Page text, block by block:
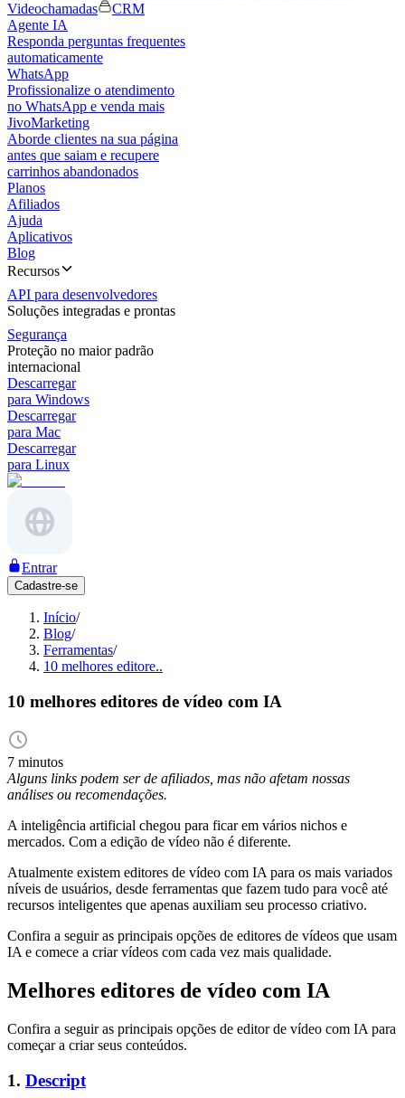
Videochamadas
CRM
Agente IA
Responda perguntas frequentes
automaticamente
WhatsApp
Profissionalize o atendimento
no WhatsApp e venda mais
JivoMarketing
Aborde clientes na sua página
antes que saiam e recupere
carrinhos abandonados
Planos
Afiliados
Ajuda
Aplicativos
Blog
Recursos
API para desenvolvedores
Soluções integradas e prontas
Segurança
Proteção no maior padrão
internacional
Descarregar
para Windows
Descarregar
para Mac
Descarregar
para Linux
Entrar
Cadastre-se
Início/
Blog/
Ferramentas/
10 melhores editore..
10 melhores editores de vídeo com IA
7 minutos
Alguns links podem ser de afiliados, mas não afetam nossas
análises ou recomendações.
A inteligência artificial chegou para ficar em vários nichos e
mercados. Com a edição de vídeo não é diferente.
Atualmente existem editores de vídeo com IA para os mais variados
níveis de usuários, desde ferramentas que fazem tudo para você até
recursos inteligentes que apenas auxiliam seu processo criativo.
Confira a seguir as principais opções de editores de vídeos que usam
IA e comece a criar vídeos com cada vez mais qualidade.
Melhores editores de vídeo com IA
Confira a seguir as principais opções de editor de vídeo com IA para
começar a criar seus conteúdos.
1. Descript